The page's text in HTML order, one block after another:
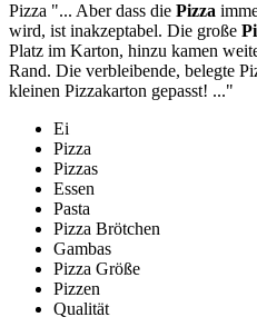
Pizza "... Aber dass die Pizza
wird, ist inakzeptabel. Die große
Platz im Karton, hinzu kamen
Rand. Die verbleibende, belegte
kleinen Pizzakarton gepasst! ..."
Ei
Pizza
Pizzas
Essen
Pasta
Pizza Brötchen
Gambas
Pizza Größe
Pizzen
Qualität